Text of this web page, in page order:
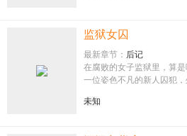
监狱女囚
最新章节： 后记
在腐败的女子监狱里，算
一位姿色不凡的新人囚犯
起来」保护她
未知